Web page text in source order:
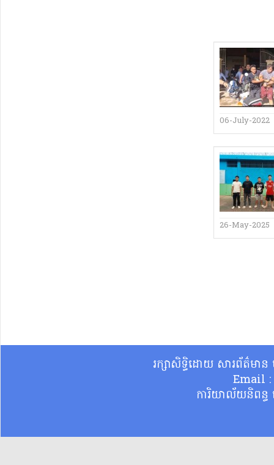
06-July-2022
26-May-2025
រក្សាសិទ្ធិដោយ សារព័ត៌មា
Email
ការិយាល័យនិពន្ធ